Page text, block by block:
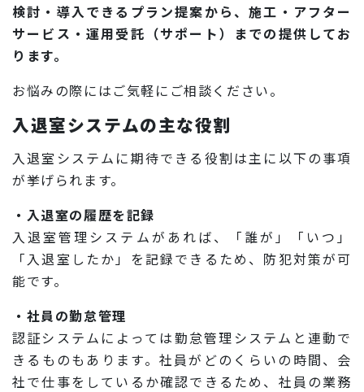
検討・導入できるプラン提案から、施工・アフター
サービス・運用受託（サポート）までの提供してお
ります。
お悩みの際にはご気軽にご相談ください。
入退室システムの主な役割
入退室システムに期待できる役割は主に以下の事項
が挙げられます。
・入退室の履歴を記録
入退室管理システムがあれば、「誰が」「いつ」
「入退室したか」を記録できるため、防犯対策が可
能です。
・社員の勤怠管理
認証システムによっては勤怠管理システムと連動で
きるものもあります。社員がどのくらいの時間、会
社で仕事をしているか確認できるため、社員の業務